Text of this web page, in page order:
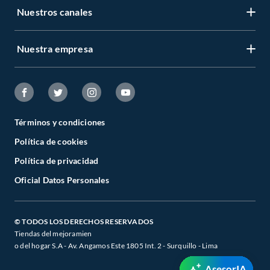
Nuestros canales
Nuestra empresa
Términos y condiciones
Política de cookies
Política de privacidad
Oficial Datos Personales
© TODOS LOS DERECHOS RESERVADOS
Tiendas del mejoramien
o del hogar S.A - Av. Angamos Este 1805 Int. 2 - Surquillo - Lima